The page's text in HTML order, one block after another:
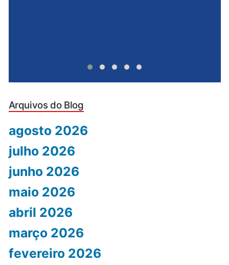
Arquivos do Blog
agosto 2026
julho 2026
junho 2026
maio 2026
abril 2026
março 2026
fevereiro 2026